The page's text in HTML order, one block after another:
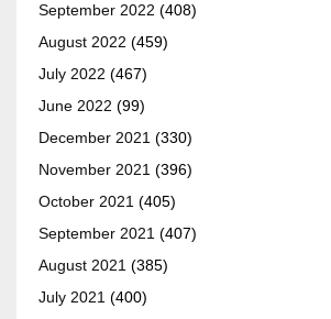
September 2022 (408)
August 2022 (459)
July 2022 (467)
June 2022 (99)
December 2021 (330)
November 2021 (396)
October 2021 (405)
September 2021 (407)
August 2021 (385)
July 2021 (400)